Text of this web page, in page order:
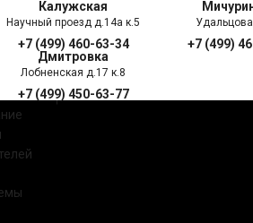
Калужская
Научный проезд д.14а к.5
+7 (499) 460-63-34
+7 (499)
Дмитровка
Лобненская д.17 к.8
+7 (499) 450-63-77ПРАЙС ЛИСТ